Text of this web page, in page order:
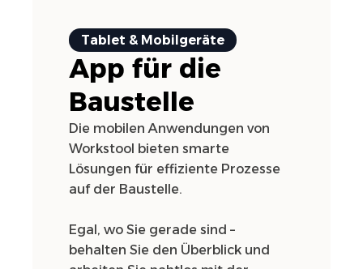
Tablet & Mobilgeräte
App für die
Baustelle
Die mobilen Anwendungen von
Workstool bieten smarte
Lösungen für effiziente Prozesse
auf der Baustelle.
Egal, wo Sie gerade sind –
behalten Sie den Überblick und